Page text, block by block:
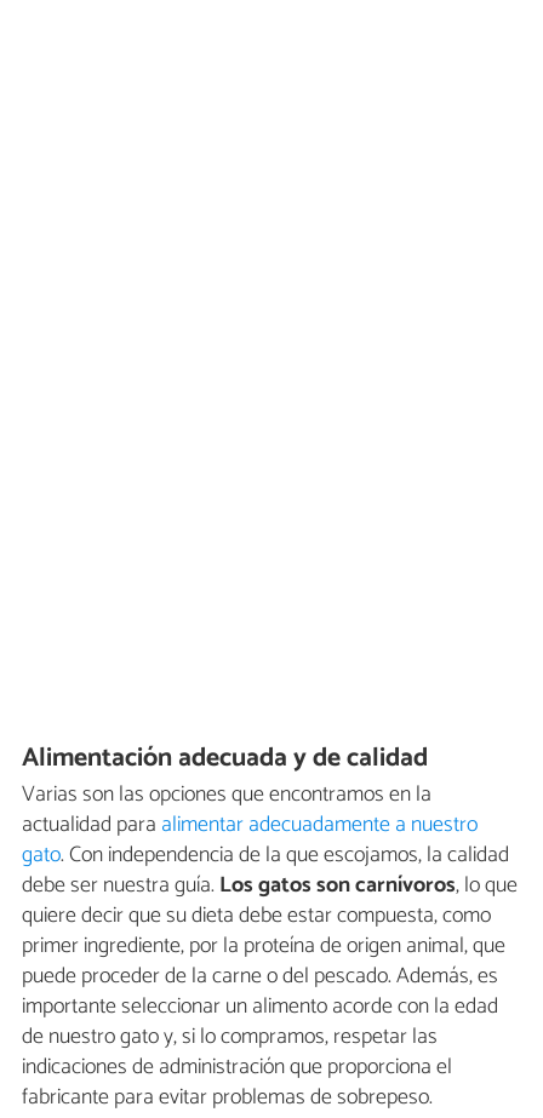
Alimentación adecuada y de calidad
Varias son las opciones que encontramos en la
actualidad para alimentar adecuadamente a nuestro
gato. Con independencia de la que escojamos, la calidad
debe ser nuestra guía. Los gatos son carnívoros, lo que
quiere decir que su dieta debe estar compuesta, como
primer ingrediente, por la proteína de origen animal, que
puede proceder de la carne o del pescado. Además, es
importante seleccionar un alimento acorde con la edad
de nuestro gato y, si lo compramos, respetar las
indicaciones de administración que proporciona el
fabricante para evitar problemas de sobrepeso.